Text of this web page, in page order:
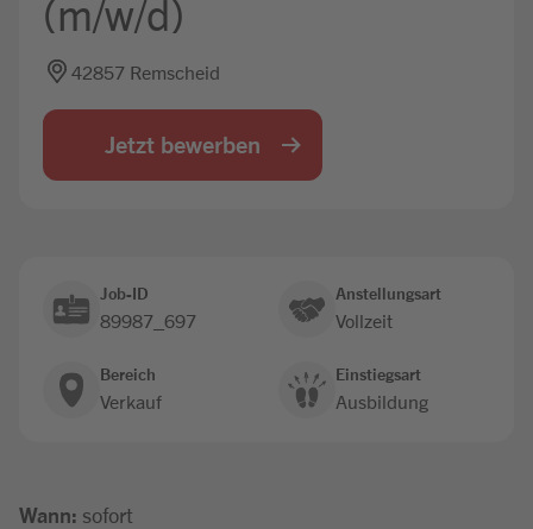
(m/w/d)
42857 Remscheid
Jetzt bewerben
Job-ID
89987_697
Anstellungsart
Vollzeit
Bereich
Verkauf
Einstiegsart
Ausbildung
Wann: sofort